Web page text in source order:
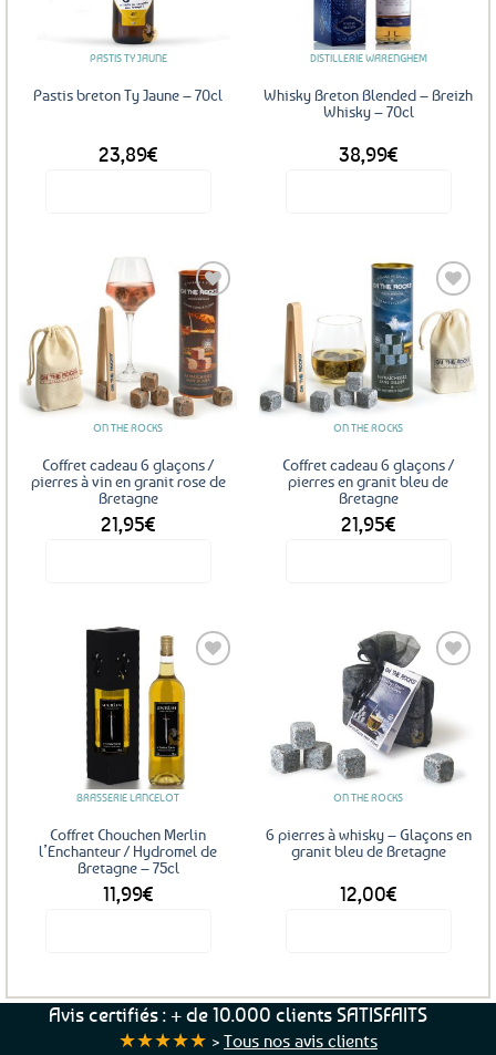
PASTIS TY JAUNE
Pastis breton Ty Jaune – 70cl
23,89€
DISTILLERIE WARENGHEM
Whisky Breton Blended – Breizh
Whisky – 70cl
38,99€
Ajouter
aux
favoris
ON THE ROCKS
Coffret cadeau 6 glaçons /
pierres à vin en granit rose de
Bretagne
21,95€
Ajouter
aux
favoris
ON THE ROCKS
Coffret cadeau 6 glaçons /
pierres en granit bleu de
Bretagne
21,95€
BRASSERIE LANCELOT
Coffret Chouchen Merlin
l’Enchanteur / Hydromel de
Bretagne – 75cl
11,99€
Ajouter
favoris
ON THE ROCKS
6 pierres à whisky – Glaçons en
granit bleu de Bretagne
12,00€
Avis certifiés : + de 10.000 clients SATISFAITS
★★★★★ > Tous nos avis clients